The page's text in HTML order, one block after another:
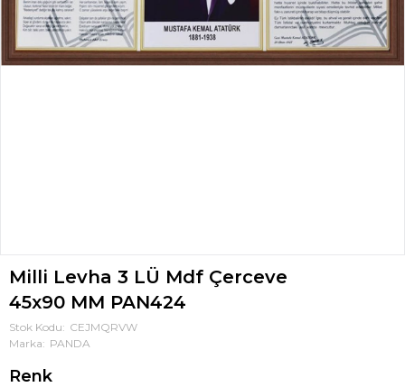
Milli Levha 3 LÜ Mdf Çerceve
45x90 MM PAN424
Stok Kodu
CEJMQRVW
Marka
PANDA
Renk